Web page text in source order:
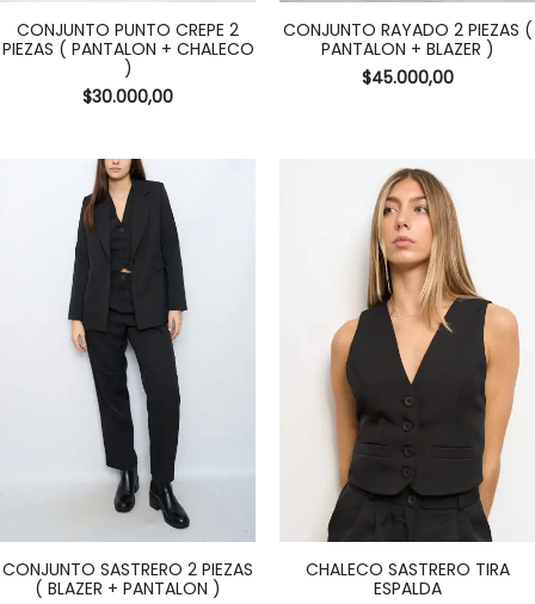
CONJUNTO PUNTO CREPE 2
PIEZAS ( PANTALON + CHALECO
)
$30.000,00
CONJUNTO RAYADO 2 PIEZAS (
PANTALON + BLAZER )
$45.000,00
CONJUNTO SASTRERO 2 PIEZAS
( BLAZER + PANTALON )
CHALECO SASTRERO TIRA
ESPALDA